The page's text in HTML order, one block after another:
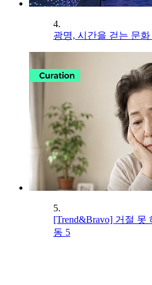
4.
광명, 시간을 걷는 문화
5.
[Trend&Bravo] 거절 못
동 5